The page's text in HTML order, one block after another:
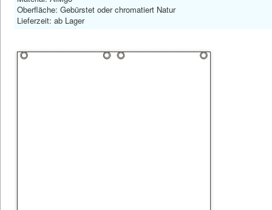
Oberfläche: Gebürstet oder chromatiert Natur
Lieferzeit: ab Lager